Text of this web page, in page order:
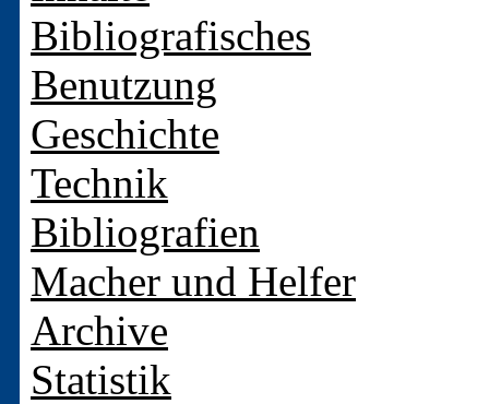
Bibliografisches
Benutzung
Geschichte
Technik
Bibliografien
Macher und Helfer
Archive
Statistik